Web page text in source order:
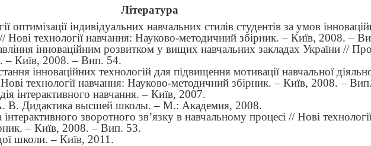
Література
оптимізації індивідуальних навчальних стилів студентів за умов
Нові технології навчання: Науково-методичний збірник. – Київ, 2008. –
інноваційним розвитком у вищих навчальних закладах України //
– Київ, 2008. – Вип. 54.
інноваційних технологій для підвищення мотивації навчальної
технології навчання: Науково-методичний збірник. – Київ, 2008. –
інтерактивного навчання. – Київ, 2007.
В. Дидактика высшей школы. – М.: Академия, 2008.
зворотного зв’язку в навчальному процесі // Нові
– Київ, 2008. – Вип. 53.
школи.– Київ, 2011.